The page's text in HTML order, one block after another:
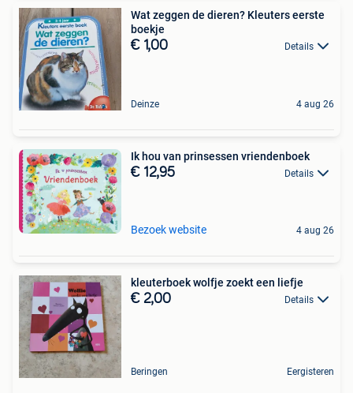
Wat zeggen de dieren? Kleuters eerste
boekje
€ 1,00 Details
Deinze 4 aug 26
Ik hou van prinsessen vriendenboek
€ 12,95 Details
Bezoek website 4 aug 26
kleuterboek wolfje zoekt een liefje
€ 2,00 Details
Beringen Eergisteren